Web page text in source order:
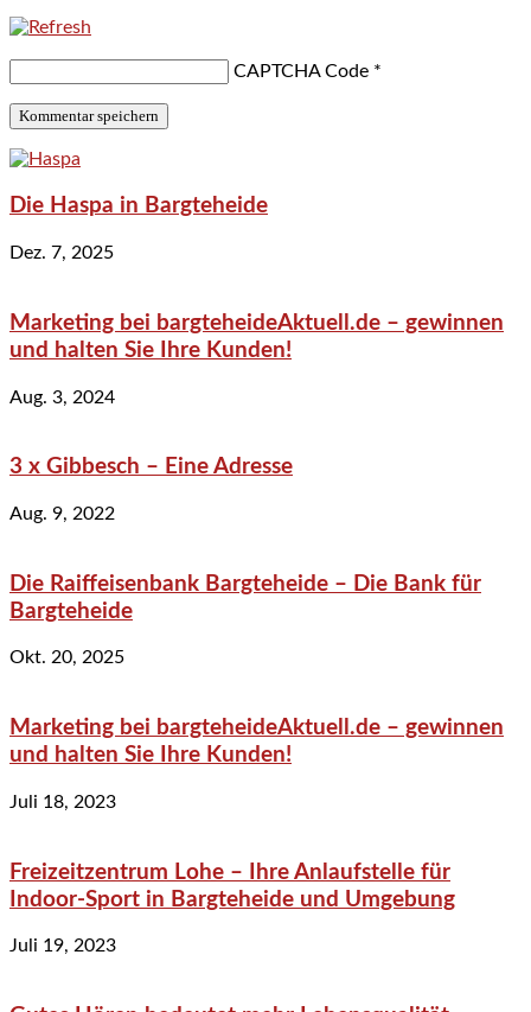
CAPTCHA Code *
Die Haspa in Bargteheide
Dez. 7, 2025
Marketing bei bargteheideAktuell.de – gewinnen
und halten Sie Ihre Kunden!
Aug. 3, 2024
3 x Gibbesch – Eine Adresse
Aug. 9, 2022
Die Raiffeisenbank Bargteheide – Die Bank für
Bargteheide
Okt. 20, 2025
Marketing bei bargteheideAktuell.de – gewinnen
und halten Sie Ihre Kunden!
Juli 18, 2023
Freizeitzentrum Lohe – Ihre Anlaufstelle für
Indoor-Sport in Bargteheide und Umgebung
Juli 19, 2023